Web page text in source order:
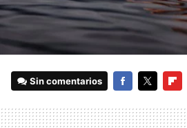
Sin comentarios